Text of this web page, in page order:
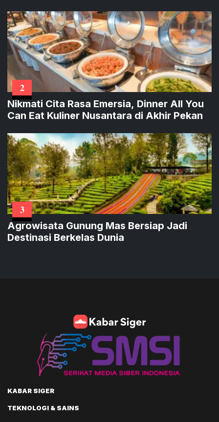
2
Nikmati Cita Rasa Emersia, Dinner All You
Can Eat Kuliner Nusantara di Akhir Pekan
3
Agrowisata Gunung Mas Bersiap Jadi
Destinasi Berkelas Dunia
KABAR SIGER
TEKNOLOGI & SAINS